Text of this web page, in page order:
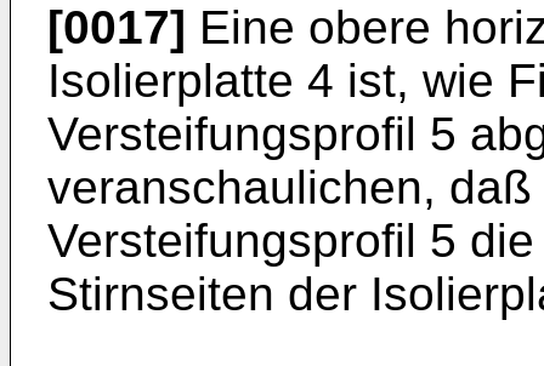
[0017] Eine obere
Isolierplatte 4 ist, wie
Versteifungsprofil 5
veranschaulichen,
Versteifungsprofil 5
Stirnseiten der